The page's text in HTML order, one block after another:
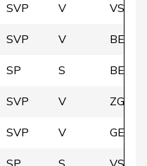
SVP V
VS
SVP V
BE
SP S
BE
SVP V
ZG
SVP V
GE